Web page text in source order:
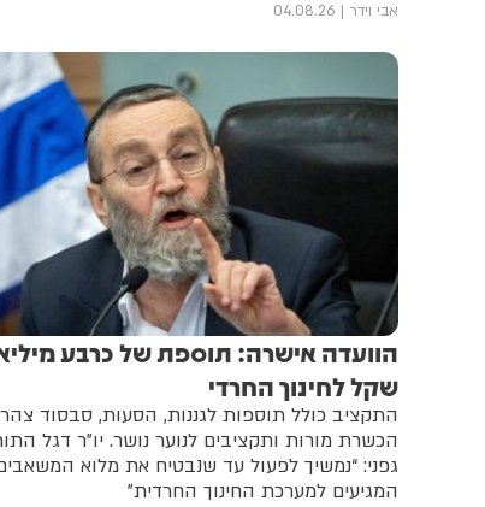
אבי וידר 04.08.26
הוועדה אישרה: תוספת של כרבע
שקל לחינוך החרדי
התקציב כולל תוספות לגננות, הסעות, סבסוד
הכשרת מורות ותקציבים לנוער נושר. יו”ר דגל
גפני: “נמשיך לפעול עד שנבטיח את מלוא
המגיעים למערכת החינוך החרדית”